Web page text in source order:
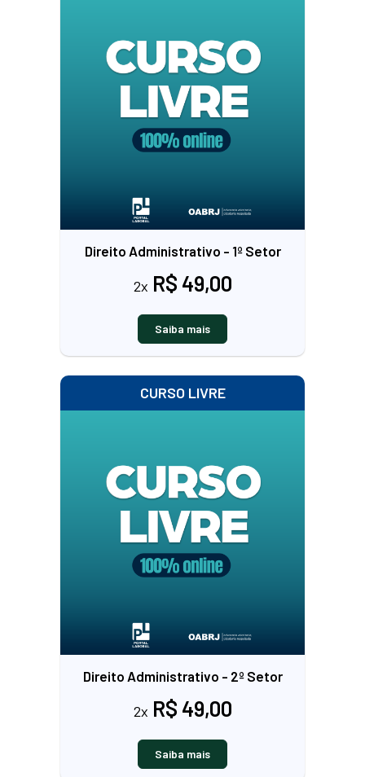
Direito Administrativo - 1º Setor
2x R$ 49,00
Saiba mais
CURSO LIVRE
Direito Administrativo - 2º Setor
2x R$ 49,00
Saiba mais